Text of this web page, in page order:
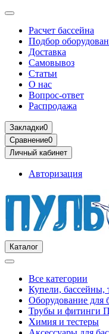
Расчет бассейна
Подбор
Доставка
Самовывоз
Статьи
О нас
Вопрос-ответ
Распродажа
Закладки0
Сравнение0
Личный кабинет
Авторизация
Каталог
Все категории
Купели, бассейны,
Оборудование для
Трубы и фитинги
Химия и тестеры